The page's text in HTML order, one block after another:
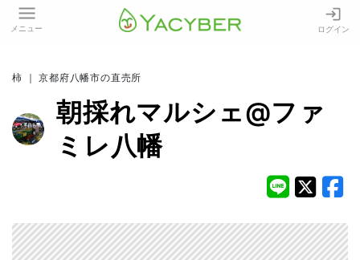
メニュー ログイン
柿 ｜ 京都府八幡市の直売所
朝採れマルシェ@ファ
ミレ八幡